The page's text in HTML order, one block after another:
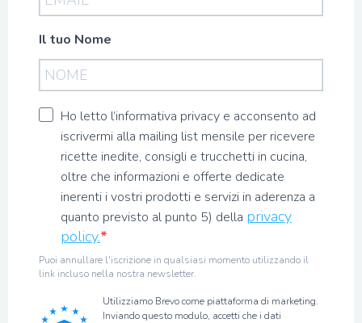
Il tuo Nome
Ho letto l’informativa privacy e acconsento ad
iscrivermi alla mailing list mensile per ricevere
ricette inedite, consigli e trucchetti in cucina,
oltre che informazioni e offerte dedicate
inerenti i vostri prodotti e servizi in aderenza a
quanto previsto al punto 5) della privacy
policy.
Puoi annullare l'iscrizione in qualsiasi momento utilizzando il
link incluso nella nostra newsletter.
Utilizziamo Brevo come piattaforma di marketing.
Inviando questo modulo, accetti che i dati